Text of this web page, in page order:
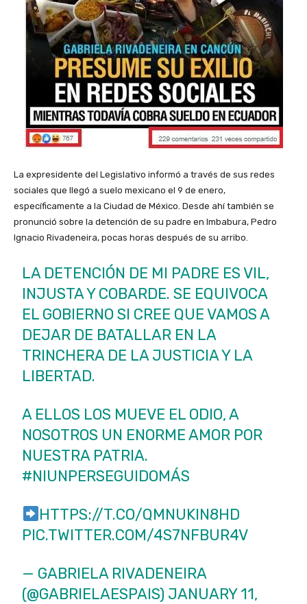
La expresidente del Legislativo informó a través de sus redes
sociales que llegó a suelo mexicano el 9 de enero,
específicamente a la Ciudad de México. Desde ahí también se
pronunció sobre la detención de su padre en Imbabura, Pedro
Ignacio Rivadeneira, pocas horas después de su arribo.
LA DETENCIÓN DE MI PADRE ES VIL,
INJUSTA Y COBARDE. SE EQUIVOCA
EL GOBIERNO SI CREE QUE VAMOS A
DEJAR DE BATALLAR EN LA
TRINCHERA DE LA JUSTICIA Y LA
LIBERTAD.
A ELLOS LOS MUEVE EL ODIO, A
NOSOTROS UN ENORME AMOR POR
NUESTRA PATRIA.
#NIUNPERSEGUIDOMÁS
HTTPS://T.CO/QMNUKIN8HD
PIC.TWITTER.COM/4S7NFBUR4V
— GABRIELA RIVADENEIRA
(@GABRIELAESPAIS) JANUARY 11,